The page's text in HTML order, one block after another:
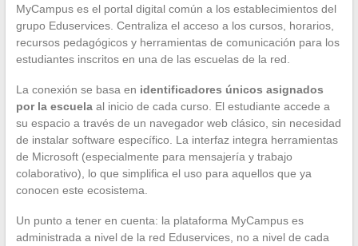
MyCampus es el portal digital común a los establecimientos del
grupo Eduservices. Centraliza el acceso a los cursos, horarios,
recursos pedagógicos y herramientas de comunicación para los
estudiantes inscritos en una de las escuelas de la red.
La conexión se basa en identificadores únicos asignados
por la escuelaal inicio de cada curso. El estudiante accede a
su espacio a través de un navegador web clásico, sin necesidad
de instalar software específico. La interfaz integra herramientas
de Microsoft (especialmente para mensajería y trabajo
colaborativo), lo que simplifica el uso para aquellos que ya
conocen este ecosistema.
Un punto a tener en cuenta: la plataforma MyCampus es
administrada a nivel de la red Eduservices, no a nivel de cada